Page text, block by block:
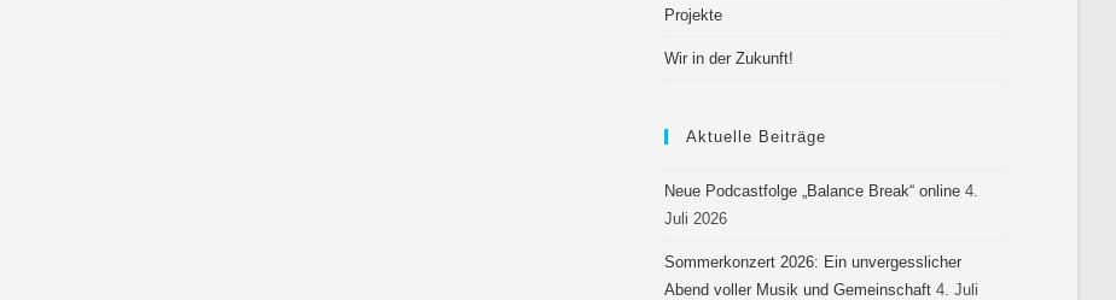
Projekte
Wir in der Zukunft!
Aktuelle Beiträge
Neue Podcastfolge „Balance Break“ online 4.
Juli 2026
Sommerkonzert 2026: Ein unvergesslicher
Abend voller Musik und Gemeinschaft 4. Juli